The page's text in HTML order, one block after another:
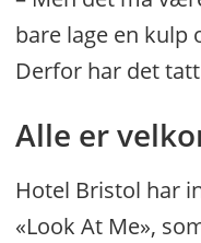
bare lage en kulp
Derfor har det
Alle er
Hotel Bristol har
«Look At Me»,